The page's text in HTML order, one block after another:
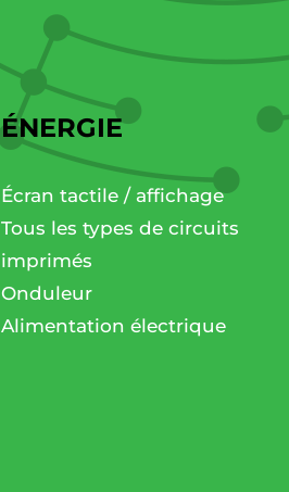
ÉNERGIE
Écran tactile / affichage
Tous les types de circuits
imprimés
Onduleur
Alimentation électrique